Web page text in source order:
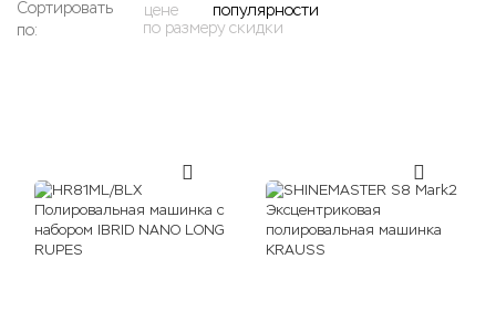
Сортировать
по:
цене
популярности
по размеру скидки